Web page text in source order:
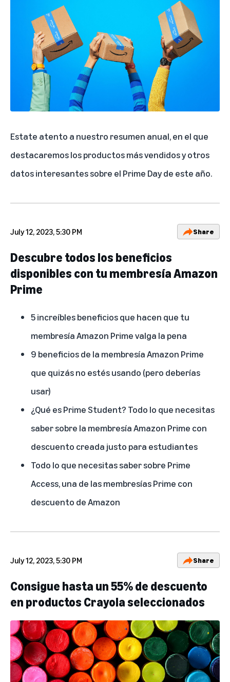
Estate atento a nuestro resumen anual, en el que
destacaremos los productos más vendidos y otros
datos interesantes sobre el Prime Day de este año.
July 12, 2023, 5:30 PM Share
Descubre todos los beneficios
disponibles con tu membresía Amazon
Prime
5 increíbles beneficios que hacen que tu
membresía Amazon Prime valga la pena
9 beneficios de la membresía Amazon Prime
que quizás no estés usando (pero deberías
usar)
¿Qué es Prime Student? Todo lo que necesitas
saber sobre la membresía Amazon Prime con
descuento creada justo para estudiantes
Todo lo que necesitas saber sobre Prime
Access, una de las membresías Prime con
descuento de Amazon
July 12, 2023, 5:30 PM Share
Consigue hasta un 55% de descuento
en productos Crayola seleccionados